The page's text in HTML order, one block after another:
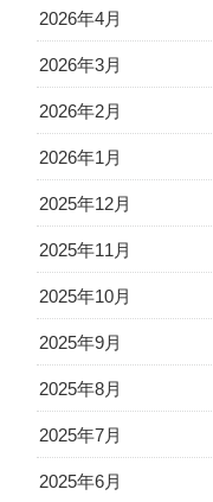
2026年4月
2026年3月
2026年2月
2026年1月
2025年12月
2025年11月
2025年10月
2025年9月
2025年8月
2025年7月
2025年6月